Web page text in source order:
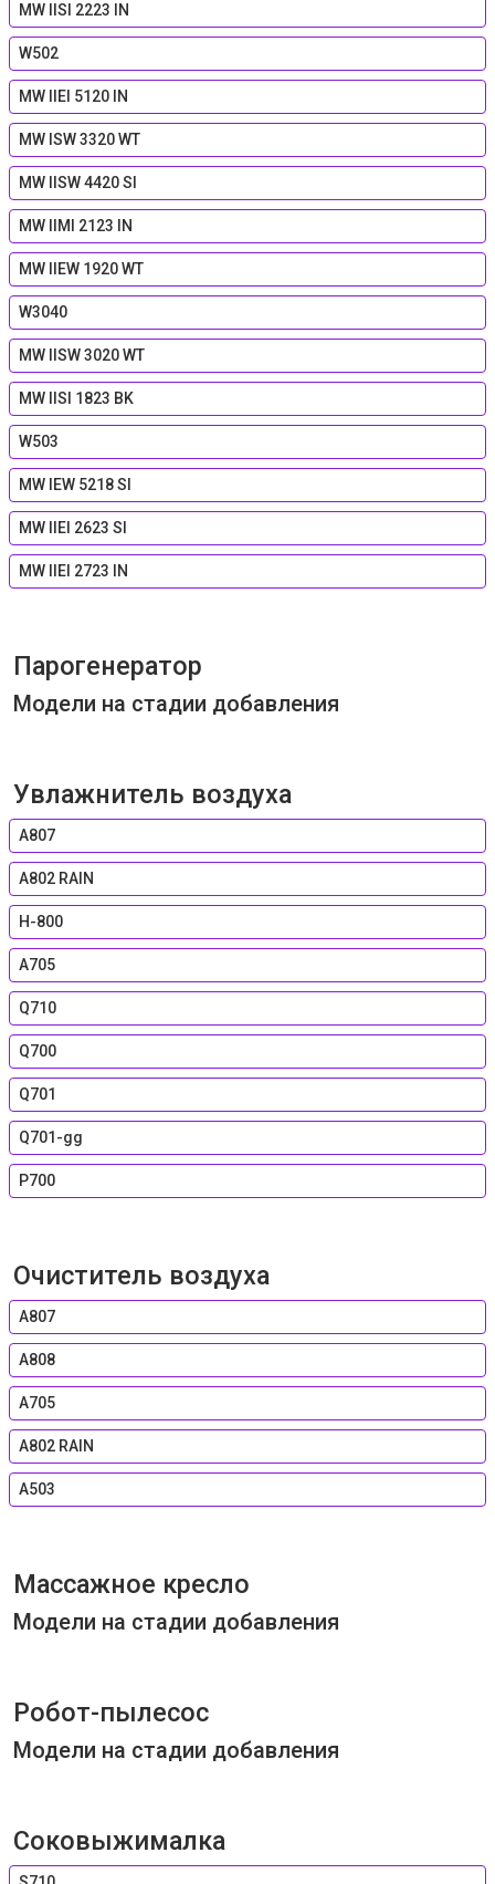
MW IISI 2223 IN
W502
MW IIEI 5120 IN
MW ISW 3320 WT
MW IISW 4420 SI
MW IIMI 2123 IN
MW IIEW 1920 WT
W3040
MW IISW 3020 WT
MW IISI 1823 BK
W503
MW IEW 5218 SI
MW IIEI 2623 SI
MW IIEI 2723 IN
Парогенератор
Модели на стадии добавления
Увлажнитель воздуха
A807
A802 RAIN
H-800
A705
Q710
Q700
Q701
Q701-gg
P700
Очиститель воздуха
А807
А808
А705
A802 RAIN
А503
Массажное кресло
Модели на стадии добавления
Робот-пылесос
Модели на стадии добавления
Соковыжималка